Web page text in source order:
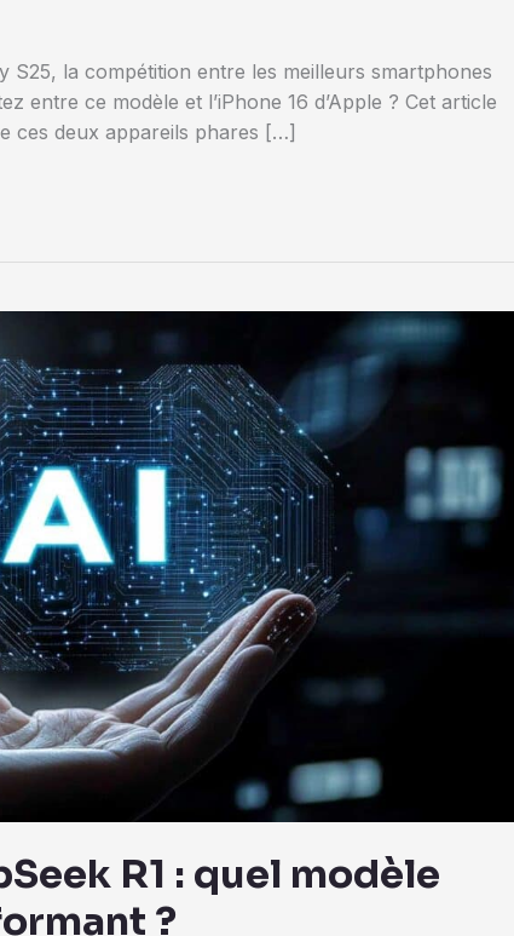
S25, la compétition entre les meilleurs smartphones
entre ce modèle et l’iPhone 16 d’Apple ? Cet article
ces deux appareils phares […]
R1 : quel modèle
?